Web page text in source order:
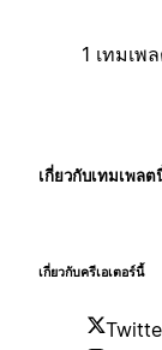
1 เทมเพ
เกี่ยวกับเทมเพลต
เกี่ยวกับครีเอเตอร์นี้